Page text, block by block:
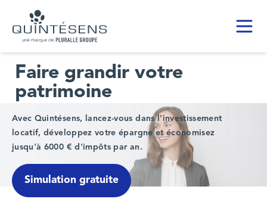
Home page
Faire grandir votre
patrimoine
Avec Quintésens, lancez-vous dans l'investissement
locatif, développez votre épargne et économisez
jusqu'à 6000 € d'impôts par an.
Simulation gratuite